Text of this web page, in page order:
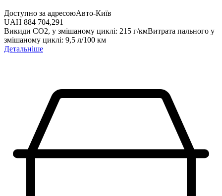
Доступно за адресоюАвто-Київ
UAH 884 704,291
Викиди СО2, у змішаному циклі: 215 г/кмВитрата пального у
змішаному циклі: 9,5 л/100 км
Детальніше